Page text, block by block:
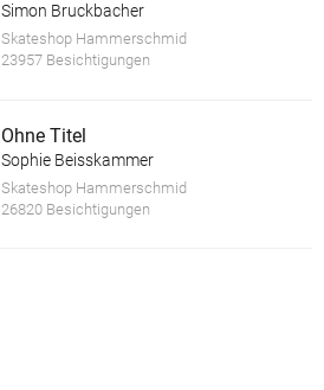
Simon Bruckbacher
Skateshop Hammerschmid
23957 Besichtigungen
Ohne Titel
Sophie Beisskammer
Skateshop Hammerschmid
26820 Besichtigungen